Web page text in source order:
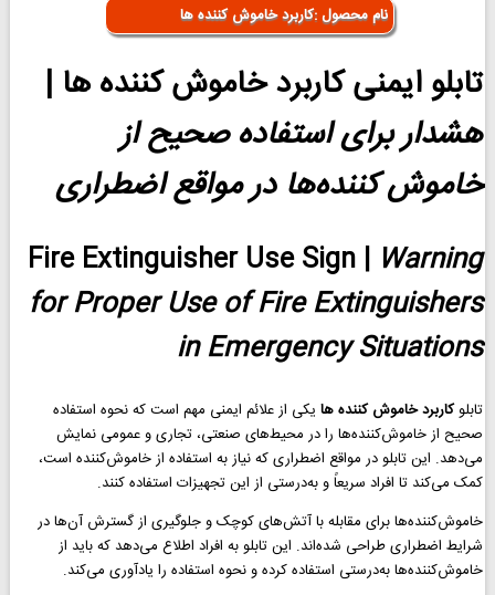
نام محصول :کاربرد خاموش کننده ها
تابلو ایمنیکاربرد خاموش کننده ها |
هشدار برای استفاده صحیح از
خاموش کننده‌ها در مواقع اضطراری
Fire Extinguisher Use Sign| Warning
for Proper Use of Fire Extinguishers
in Emergency Situations
تابلوکاربرد خاموش کننده ها یکی از علائم ایمنی مهم است که نحوه استفاده
صحیح از خاموش‌کننده‌ها را در محیط‌های صنعتی، تجاری و عمومی نمایش
می‌دهد. این تابلو در مواقع اضطراری که نیاز به استفاده از خاموش‌کننده است،
کمک می‌کند تا افراد سریعاً و به‌درستی از این تجهیزات استفاده کنند.
خاموش‌کننده‌ها برای مقابله با آتش‌های کوچک و جلوگیری از گسترش آن‌ها در
شرایط اضطراری طراحی شده‌اند. این تابلو به افراد اطلاع می‌دهد که باید از
خاموش‌کننده‌ها به‌درستی استفاده کرده و نحوه استفاده را یادآوری می‌کند.